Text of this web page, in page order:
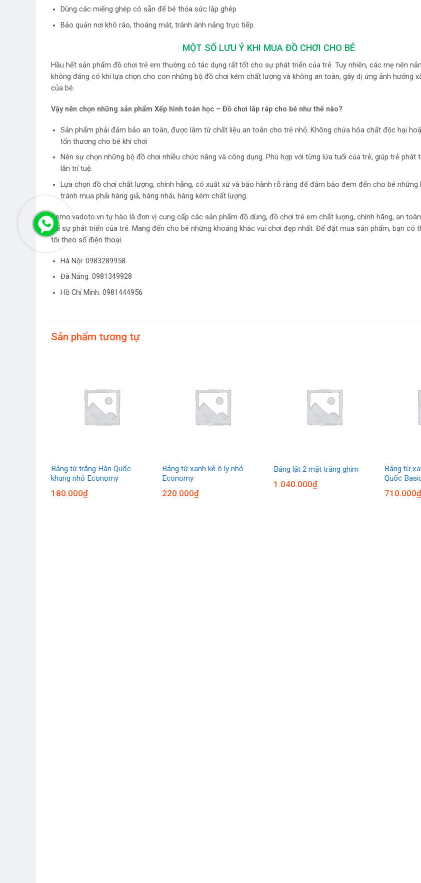
Dùng các miếng ghép có sẵn để bé thỏa sức lắp ghép
Bảo quản nơi khô ráo, thoáng mát, tránh ánh nắng trực tiếp.
MỘT SỐ LƯU Ý KHI MUA ĐỒ CHƠI CHO BÉ
Hầu hết sản phẩm đồ chơi trẻ em thường có tác dụng rất tốt cho sự phát triển của trẻ. Tuy nhiên, các mẹ nên
không đáng có khi lựa chọn cho con những bộ đồ chơi kém chất lượng và không an toàn, gây dị ứng ảnh hưởng
của bé.
Vậy nên chọn những sản phẩm Xếp hình toán học – Đồ chơi lắp ráp cho bé như thế nào?
Sản phẩm phải đảm bảo an toàn, được làm từ chất liệu an toàn cho trẻ nhỏ. Không chứa hóa chất độc hại
tổn thương cho bé khi chơi
Nên sự chọn những bộ đồ chơi nhiều chức năng và công dụng. Phù hợp với từng lứa tuổi của trẻ, giúp trẻ phát
lẫn trí tuệ.
Lựa chọn đồ chơi chất lượng, chính hãng, có xuất xứ và bảo hành rõ ràng để đảm bảo đem đến cho bé những
tránh mua phải hàng giả, hàng nhái, hàng kém chất lượng.
Demo.vadoto.vn tự hào là đơn vị cung cấp các sản phẩm đồ dùng, đồ chơi trẻ em chất lượng, chính hãng, an
với sự phát triển của trẻ. Mang đến cho bé những khoảng khắc vui chơi đẹp nhất. Để đặt mua sản phẩm, bạn có
tôi theo số điện thoại.
Hà Nội: 0983289958
Đà Nẵng: 0981349928
Hồ Chí Minh: 0981444956
Sản phẩm tương tự
Bảng từ trắng Hàn Quốc
khung nhỏ Economy
180.000₫
Bảng từ xanh kẻ ô ly nhỏ
Economy
220.000₫
Bảng lật 2 mặt trắng ghim
1.040.000₫
Bảng từ
Quốc
710.000₫